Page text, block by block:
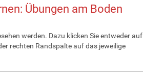
Übungen am Boden
werden. Dazu klicken Sie entweder auf
rechten Randspalte auf das jeweilige